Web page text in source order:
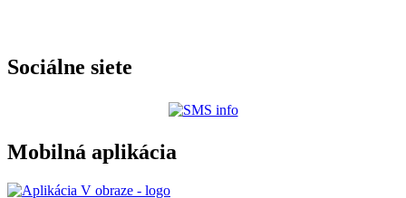
Sociálne siete
Mobilná aplikácia